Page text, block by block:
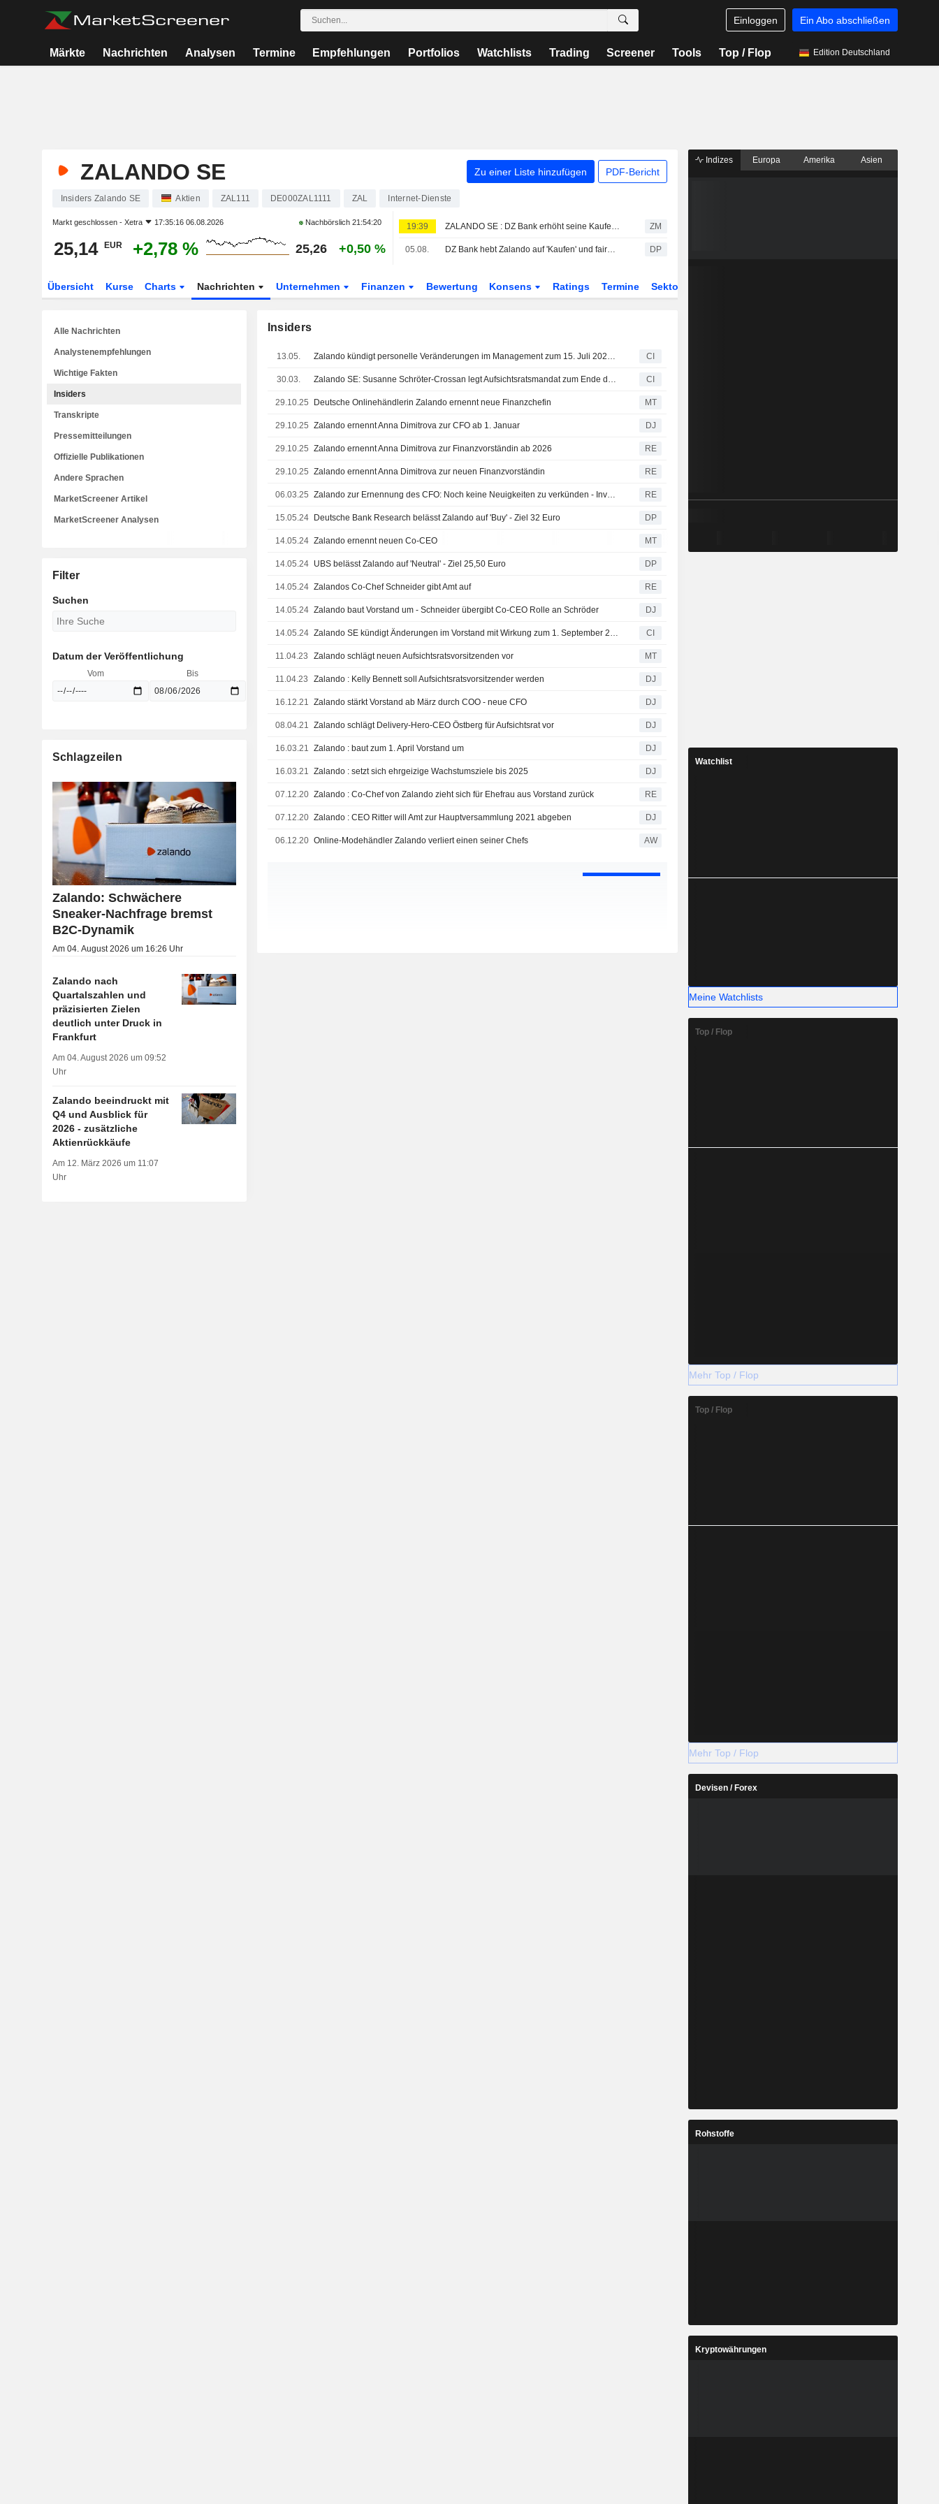
Einloggen Ein Abo abschließen
Märkte Nachrichten Analysen Termine Empfehlungen Portfolios Watchlists Trading Screener Tools Top / Flop Edition Deutschland
ZALANDO SE Zu einer Liste hinzufügen PDF-Bericht
Insiders Zalando SE Aktien ZAL111 DE000ZAL1111 ZAL Internet-Dienste
Markt geschlossen - Xetra 17:35:16 06.08.2026 Nachbörslich21:54:20
25,14 EUR +2,78 % 25,26 +0,50 %
19:39 ZALANDO SE : DZ Bank erhöht seine Kaufempfehlung ZM
05.08. DZ Bank hebt Zalando auf 'Kaufen' und fairen Wert auf 38 Euro DP
Übersicht Kurse Charts Nachrichten Unternehmen Finanzen Bewertung Konsens Ratings Termine Sektor
Insiders
13.05. Zalando kündigt personelle Veränderungen im Management zum 15. Juli 2026 an CI
30.03. Zalando SE: Susanne Schröter-Crossan legt Aufsichtsratsmandat zum Ende der Hauptversammlung nieder CI
29.10.25 Deutsche Onlinehändlerin Zalando ernennt neue Finanzchefin MT
29.10.25 Zalando ernennt Anna Dimitrova zur CFO ab 1. Januar DJ
29.10.25 Zalando ernennt Anna Dimitrova zur Finanzvorständin ab 2026 RE
29.10.25 Zalando ernennt Anna Dimitrova zur neuen Finanzvorständin RE
06.03.25 Zalando zur Ernennung des CFO: Noch keine Neuigkeiten zu verkünden - Investor Call RE
15.05.24 Deutsche Bank Research belässt Zalando auf 'Buy' - Ziel 32 Euro DP
14.05.24 Zalando ernennt neuen Co-CEO MT
14.05.24 UBS belässt Zalando auf 'Neutral' - Ziel 25,50 Euro DP
14.05.24 Zalandos Co-Chef Schneider gibt Amt auf RE
14.05.24 Zalando baut Vorstand um - Schneider übergibt Co-CEO Rolle an Schröder DJ
14.05.24 Zalando SE kündigt Änderungen im Vorstand mit Wirkung zum 1. September 2024 an CI
11.04.23 Zalando schlägt neuen Aufsichtsratsvorsitzenden vor MT
11.04.23 Zalando : Kelly Bennett soll Aufsichtsratsvorsitzender werden DJ
16.12.21 Zalando stärkt Vorstand ab März durch COO - neue CFO DJ
08.04.21 Zalando schlägt Delivery-Hero-CEO Östberg für Aufsichtsrat vor DJ
16.03.21 Zalando : baut zum 1. April Vorstand um DJ
16.03.21 Zalando : setzt sich ehrgeizige Wachstumsziele bis 2025 DJ
07.12.20 Zalando : Co-Chef von Zalando zieht sich für Ehefrau aus Vorstand zurück RE
07.12.20 Zalando : CEO Ritter will Amt zur Hauptversammlung 2021 abgeben DJ
06.12.20 Online-Modehändler Zalando verliert einen seiner Chefs AW
Alle Nachrichten
Analystenempfehlungen
Wichtige Fakten
Insiders
Transkripte
Pressemitteilungen
Offizielle Publikationen
Andere Sprachen
MarketScreener Artikel
MarketScreener Analysen
Filter
Suchen
Datum der Veröffentlichung
Vom Bis
Schlagzeilen
Zalando: Schwächere
Sneaker-Nachfrage bremst
B2C-Dynamik
Am 04. August 2026 um 16:26 Uhr
Zalando nach
Quartalszahlen und
präzisierten Zielen
deutlich unter Druck in
Frankfurt
Am 04. August 2026 um 09:52
Uhr
Zalando beeindruckt mit
Q4 und Ausblick für
2026 - zusätzliche
Aktienrückkäufe
Am 12. März 2026 um 11:07
Uhr
Indizes Europa Amerika Asien
Watchlist
Meine Watchlists
Top / Flop
Mehr Top / Flop
Top / Flop
Mehr Top / Flop
Devisen / Forex
Rohstoffe
Kryptowährungen